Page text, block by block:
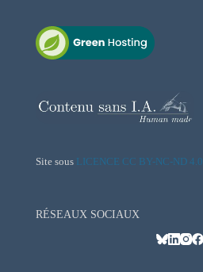
Site sous LICENCE CC BY-NC-ND 4.0
RÉSEAUX SOCIAUX